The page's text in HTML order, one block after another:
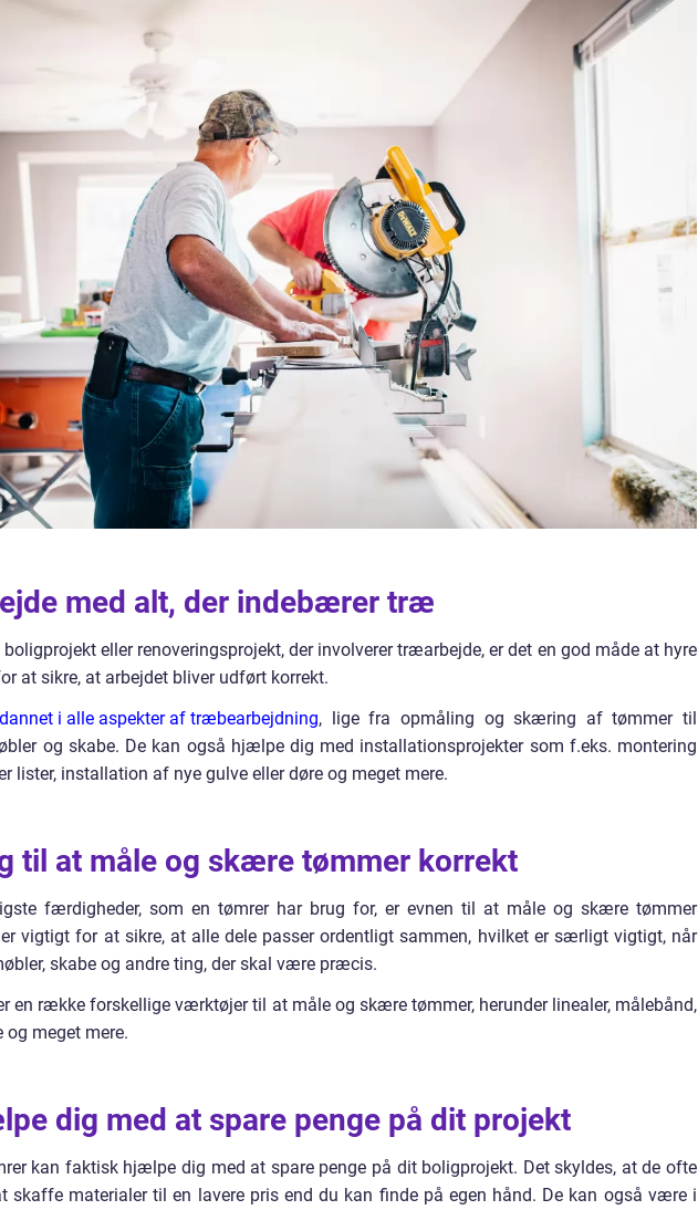
med alt, der indebærer træ
eller renoveringsprojekt, der involverer træarbejde, er det en god måde at hyre
at sikre, at arbejdet bliver udført korrekt.
i alle aspekter af træbearbejdning, lige fra opmåling og skæring af tømmer til
og skabe. De kan også hjælpe dig med installationsprojekter som f.eks. montering
lister, installation af nye gulve eller døre og meget mere.
til at måle og skære tømmer korrekt
færdigheder, som en tømrer har brug for, er evnen til at måle og skære tømmer
er vigtigt for at sikre, at alle dele passer ordentligt sammen, hvilket er særligt vigtigt, når
skabe og andre ting, der skal være præcis.
en række forskellige værktøjer til at måle og skære tømmer, herunder linealer, målebånd,
og meget mere.
dig med at spare penge på dit projekt
kan faktisk hjælpe dig med at spare penge på dit boligprojekt. Det skyldes, at de ofte
skaffe materialer til en lavere pris end du kan finde på egen hånd. De kan også være i